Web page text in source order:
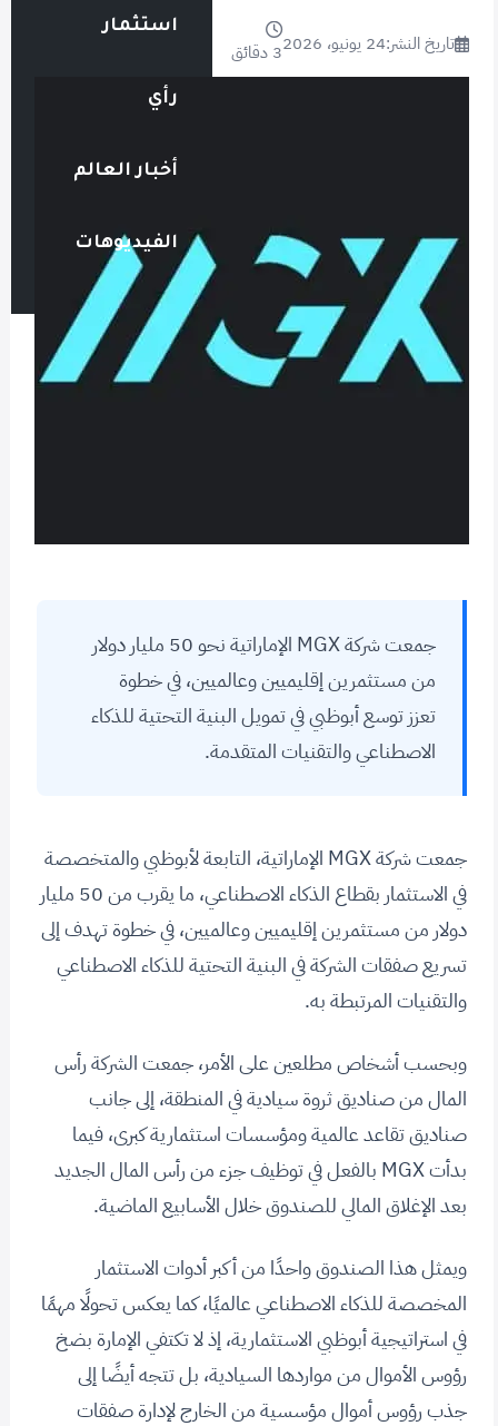
استثمار
رأي
أخبار العالم
الفيديوهات
تاريخ النشر:24 يونيو، 2026 3 دقائق
جمعت شركة MGX الإماراتية نحو 50 مليار دولار
من مستثمرين إقليميين وعالميين، في خطوة
تعزز توسع أبوظبي في تمويل البنية التحتية للذكاء
الاصطناعي والتقنيات المتقدمة.
جمعت شركة MGX الإماراتية، التابعة لأبوظبي والمتخصصة
في الاستثمار بقطاع الذكاء الاصطناعي، ما يقرب من 50 مليار
دولار من مستثمرين إقليميين وعالميين، في خطوة تهدف إلى
تسريع صفقات الشركة في البنية التحتية للذكاء الاصطناعي
والتقنيات المرتبطة به.
وبحسب أشخاص مطلعين على الأمر، جمعت الشركة رأس
المال من صناديق ثروة سيادية في المنطقة، إلى جانب
صناديق تقاعد عالمية ومؤسسات استثمارية كبرى، فيما
بدأت MGX بالفعل في توظيف جزء من رأس المال الجديد
بعد الإغلاق المالي للصندوق خلال الأسابيع الماضية.
ويمثل هذا الصندوق واحدًا من أكبر أدوات الاستثمار
المخصصة للذكاء الاصطناعي عالميًا، كما يعكس تحولًا مهمًا
في استراتيجية أبوظبي الاستثمارية، إذ لا تكتفي الإمارة بضخ
رؤوس الأموال من مواردها السيادية، بل تتجه أيضًا إلى
جذب رؤوس أموال مؤسسية من الخارج لإدارة صفقات